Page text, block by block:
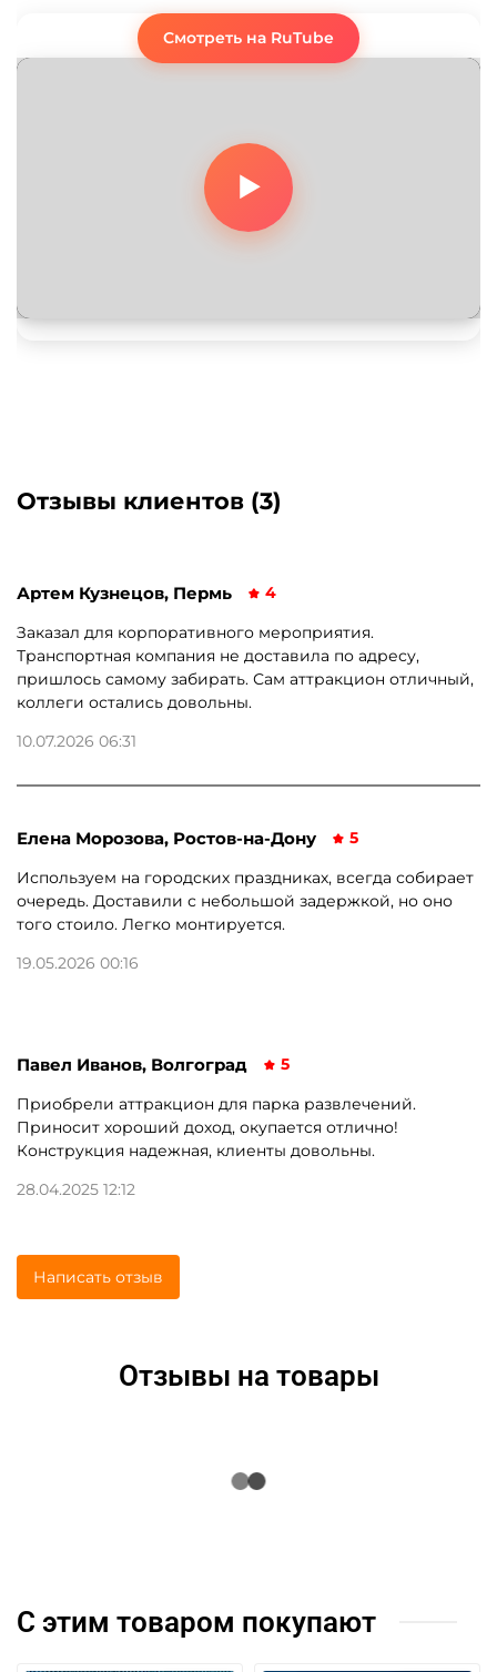
Смотреть на RuTube
Отзывы клиентов (3)
Артем Кузнецов, Пермь
4
Заказал для корпоративного мероприятия.
Транспортная компания не доставила по адресу,
пришлось самому забирать. Сам аттракцион отличный,
коллеги остались довольны.
10.07.2026 06:31
Елена Морозова, Ростов-на-Дону
5
Используем на городских праздниках, всегда собирает
очередь. Доставили с небольшой задержкой, но оно
того стоило. Легко монтируется.
19.05.2026 00:16
Павел Иванов, Волгоград
5
Приобрели аттракцион для парка развлечений.
Приносит хороший доход, окупается отлично!
Конструкция надежная, клиенты довольны.
28.04.2025 12:12
Написать отзыв
Отзывы на товары
С этим товаром покупают